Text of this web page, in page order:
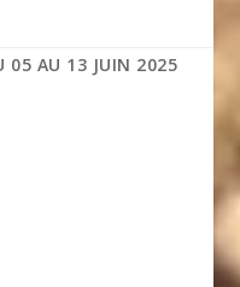
05 AU 13 JUIN 2025